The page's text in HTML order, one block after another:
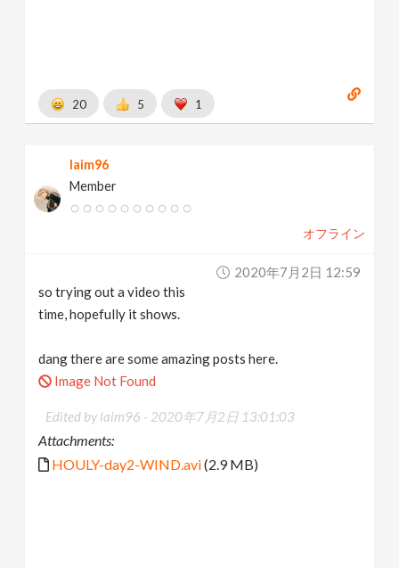
20 5 1
laim96
Member
オフライン
2020年7月2日 12:59
so trying out a video this
time, hopefully it shows.
dang there are some amazing posts here.
Image Not Found
Edited by laim96 - 2020年7月2日 13:01:03
Attachments:
HOULY-day2-WIND.avi(2.9 MB)